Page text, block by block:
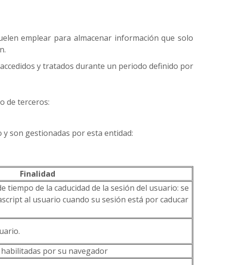
emplear para almacenar información que solo
y tratados durante un periodo definido por
de terceros:
son gestionadas por esta entidad:
Finalidad
tiempo de la caducidad de la sesión del usuario: se
al usuario cuando su sesión está por caducar
por su navegador